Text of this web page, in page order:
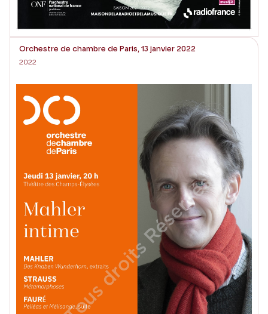
Orchestre de chambre de Paris, 13 janvier 2022
2022